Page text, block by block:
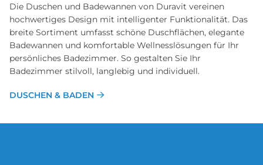
Die Duschen und Badewannen von Duravit vereinen
hochwertiges Design mit intelligenter Funktionalität. Das
breite Sortiment umfasst schöne Duschflächen, elegante
Badewannen und komfortable Wellnesslösungen für Ihr
persönliches Badezimmer. So gestalten Sie Ihr
Badezimmer stilvoll, langlebig und individuell.
DUSCHEN & BADEN